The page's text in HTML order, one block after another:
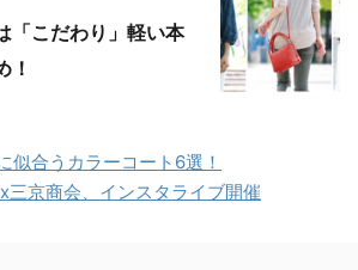
「こだわり」軽い本
！
似合うカラーコート6選！
x三京商会、インスタライブ開催